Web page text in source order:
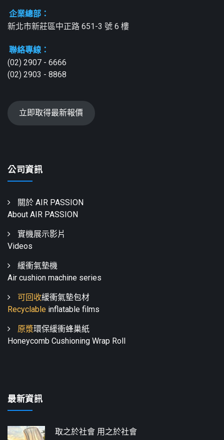
企業總部：
新北市新莊區中正路 651-3 號 6 樓
聯絡專線：
(02) 2907 - 6666
(02) 2903 - 8868
立即取得最新報價
公司資訊
關於 AIR PASSION
About AIR PASSION
實機展示影片
Videos
緩衝氣墊機
Air cushion machine series
可回收緩衝氣墊包材
Recyclable inflatable films
原漿環保緩衝蜂巢紙
Honeycomb Cushioning Wrap Roll
最新資訊
取之於社會 用之於社會